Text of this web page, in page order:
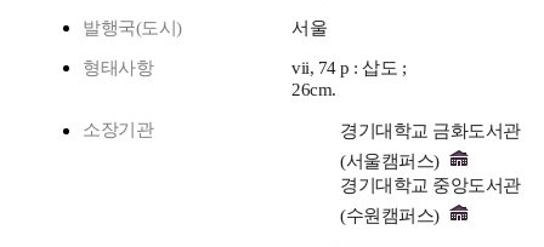
발행국(도시) 서울
형태사항
vii, 74 p : 삽도 ;
26cm.
소장기관
경기대학교 금화도서관
(서울캠퍼스)
경기대학교 중앙도서관
(수원캠퍼스)